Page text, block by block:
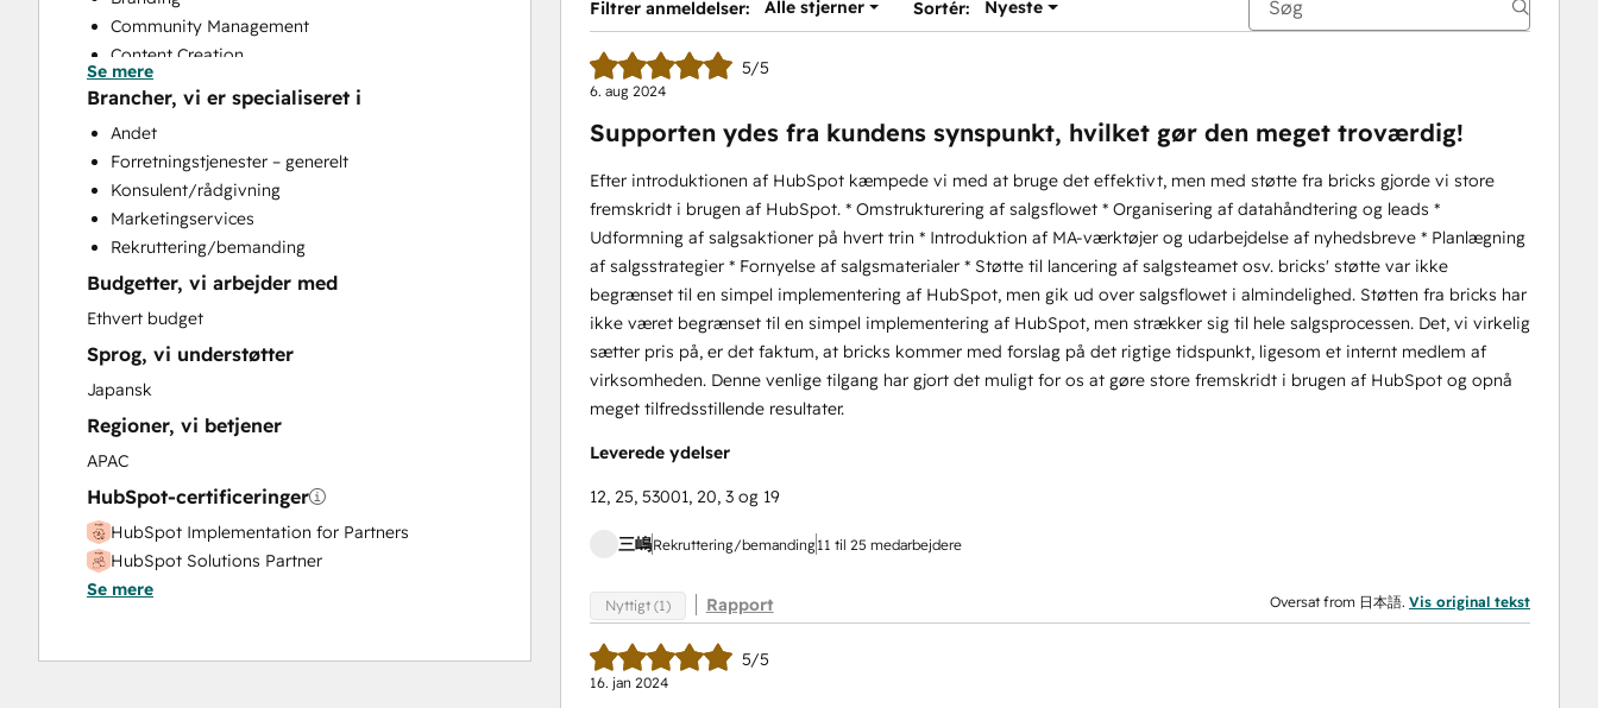
Community Management
Content Creation
CRM Implementation
CRM Migration
Custom API Integrations
Customer Marketing
Customer Success Training
Customer Support Training
Customer Survey and Analysis
Email Marketing
Full Inbound Marketing Services
Paid Advertising
Sales and Marketing Alignment
Sales Coaching and Training
Sales Enablement
Social Media
Video Production
Website Design
Website Development
Se mere
Brancher, vi er specialiseret i
Andet
Forretningstjenester – generelt
Konsulent/rådgivning
Marketingservices
Rekruttering/bemanding
Budgetter, vi arbejder med
Ethvert budget
Sprog, vi understøtter
Japansk
Regioner, vi betjener
APAC
HubSpot-certificeringer
HubSpot Implementation for Partners
HubSpot Solutions Partner
Se mere
Filtrer anmeldelser: Alle stjerner Sortér: Nyeste
5/5
6. aug 2024
Supporten ydes fra kundens synspunkt, hvilket gør den meget troværdig!
Efter introduktionen af HubSpot kæmpede vi med at bruge det effektivt, men med støtte fra bricks gjorde vi store
fremskridt i brugen af HubSpot. * Omstrukturering af salgsflowet * Organisering af datahåndtering og leads *
Udformning af salgsaktioner på hvert trin * Introduktion af MA-værktøjer og udarbejdelse af nyhedsbreve * Planlægning
af salgsstrategier * Fornyelse af salgsmaterialer * Støtte til lancering af salgsteamet osv. bricks' støtte var ikke
begrænset til en simpel implementering af HubSpot, men gik ud over salgsflowet i almindelighed. Støtten fra bricks har
ikke været begrænset til en simpel implementering af HubSpot, men strækker sig til hele salgsprocessen. Det, vi virkelig
sætter pris på, er det faktum, at bricks kommer med forslag på det rigtige tidspunkt, ligesom et internt medlem af
virksomheden. Denne venlige tilgang har gjort det muligt for os at gøre store fremskridt i brugen af HubSpot og opnå
meget tilfredsstillende resultater.
Leverede ydelser
12, 25, 53001, 20, 3 og 19
三嶋Rekruttering/bemanding 11 til 25 medarbejdere
Nyttigt (1) Rapport Oversat from 日本語. Vis original tekst
5/5
16. jan 2024